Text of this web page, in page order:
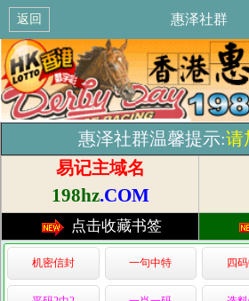
返回 惠泽社群
惠泽社群温馨提示:请
易记主域名
198hz.COM
点击收藏书签
机密信封 一句中特 四